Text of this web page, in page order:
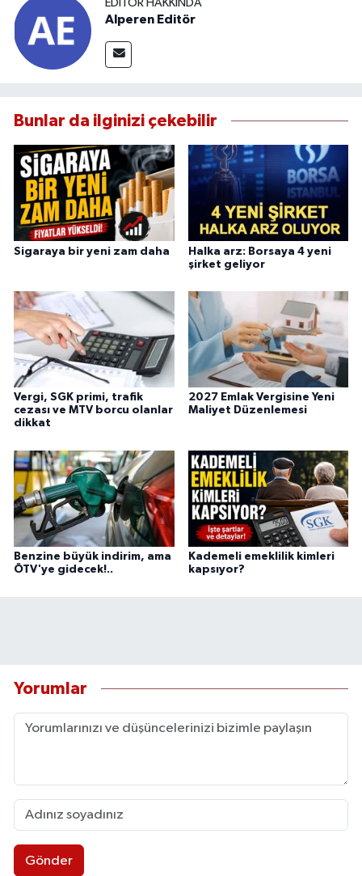
EDITÖR HAKKINDA
Alperen Editör
Bunlar da ilginizi çekebilir
Sigaraya bir yeni zam daha
Halka arz: Borsaya 4 yeni
şirket geliyor
Vergi, SGK primi, trafik
cezası ve MTV borcu olanlar
dikkat
2027 Emlak Vergisine Yeni
Maliyet Düzenlemesi
Benzine büyük indirim, ama
ÖTV'ye gidecek!..
Kademeli emeklilik kimleri
kapsıyor?
Yorumlar
Gönder